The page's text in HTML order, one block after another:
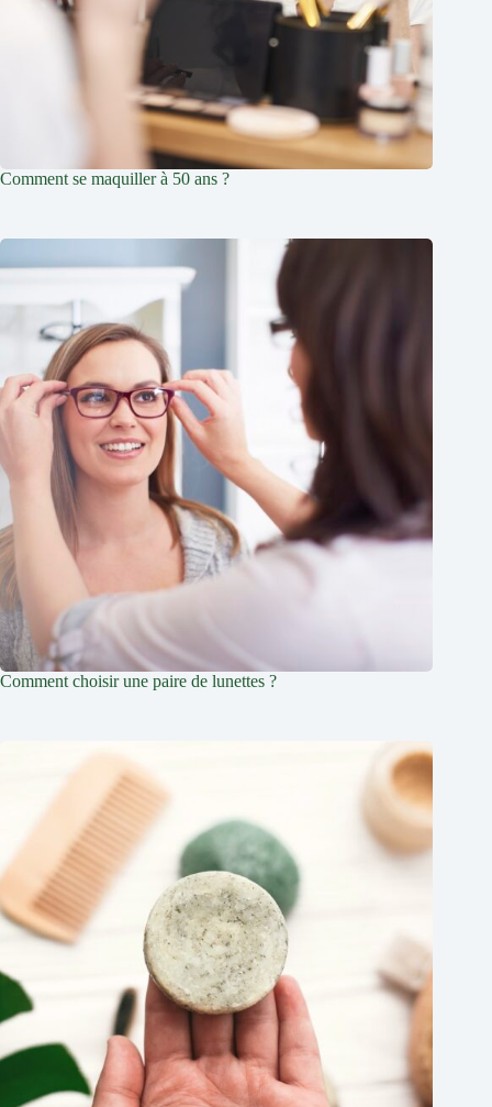
Comment se maquiller à 50 ans ?
Comment choisir une paire de lunettes ?